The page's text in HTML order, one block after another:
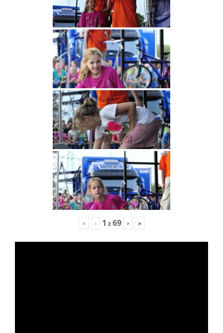
« ‹ 1 z69 › »